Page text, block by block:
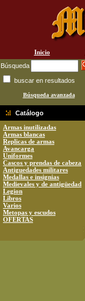
Inicio
Búsqueda
buscar en resultados
Búsqueda avanzada
Catálogo
Armas inutilizadas
Armas blancas
Replicas de armas
Avancarga
Uniformes
Cascos y prendas de cabeza
Antiguedades militares
Medallas e insignias
Medievales y de antigüedad
Legion
Libros
Varios
Metopas y escudos
OFERTAS